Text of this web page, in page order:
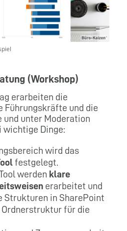
(Workshop)
erarbeiten die
Führungskräfte und die
unter Moderation
wichtige Dinge:
wird das
festgelegt.
werden klare
erarbeitet und
Strukturen in SharePoint
Ordnerstruktur für die